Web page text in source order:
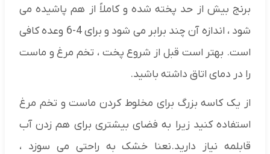
برنج بیش از حد پخته شده و کاملاً از هم پاشیده می
شود ، اندازه آن چند برابر می شود و برای 4-6 وعده کافی
است. بهتر است قبل از شروع پخت ، تخم مرغ و ماست
را در دمای اتاق داشته باشید.
از یک کاسه بزرگ برای مخلوط کردن ماست و تخم مرغ
استفاده کنید زیرا به فضای بیشتری برای هم زدن آب
قابلمه نیاز دارید.نعنا خشک به راحتی می سوزد ،